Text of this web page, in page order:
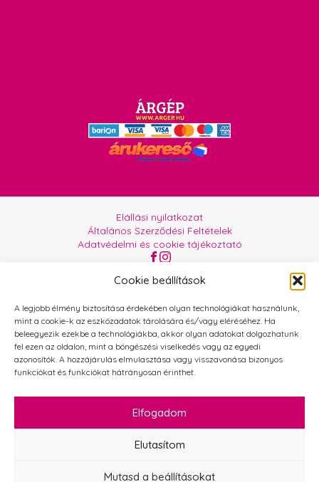
Cookie beállítások
A legjobb élmény biztosítása érdekében olyan technológiákat használunk,
mint a cookie-k az eszközadatok tárolására és/vagy eléréséhez. Ha
beleegyezik ezekbe a technológiákba, akkor olyan adatokat dolgozhatunk
fel ezen az oldalon, mint a böngészési viselkedés vagy az egyedi
azonosítók. A hozzájárulás elmulasztása vagy visszavonása bizonyos
funkciókat és funkciókat hátrányosan érinthet.
Elfogadom
Elutasítom
Mutasd a beállításokat
Elállási nyilatkozat
Általános Szerződési Feltételek
Adatvédelmi és cookie tájékoztató